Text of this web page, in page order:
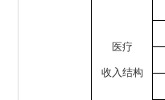
医疗
收入结构